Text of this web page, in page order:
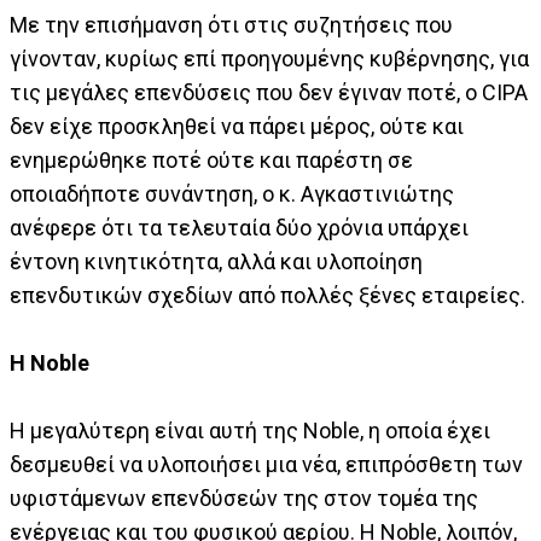
Με την επισήμανση ότι στις συζητήσεις που
γίνονταν, κυρίως επί προηγουμένης κυβέρνησης, για
τις μεγάλες επενδύσεις που δεν έγιναν ποτέ, ο CIPA
δεν είχε προσκληθεί να πάρει μέρος, ούτε και
ενημερώθηκε ποτέ ούτε και παρέστη σε
οποιαδήποτε συνάντηση, ο κ. Αγκαστινιώτης
ανέφερε ότι τα τελευταία δύο χρόνια υπάρχει
έντονη κινητικότητα, αλλά και υλοποίηση
επενδυτικών σχεδίων από πολλές ξένες εταιρείες.
Η Noble
Η μεγαλύτερη είναι αυτή της Noble, η οποία έχει
δεσμευθεί να υλοποιήσει μια νέα, επιπρόσθετη των
υφιστάμενων επενδύσεών της στον τομέα της
ενέργειας και του φυσικού αερίου. Η Noble, λοιπόν,